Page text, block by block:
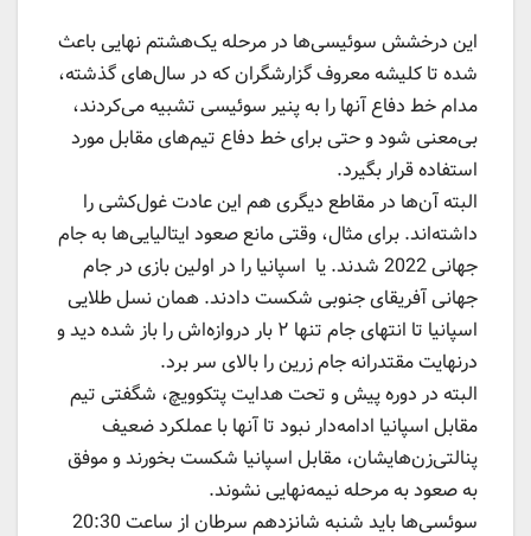
این درخشش سوئیسی‌ها در مرحله یک‌هشتم نهایی باعث
شده تا کلیشه معروف گزارشگران که در سال‌های گذشته،
مدام خط دفاع آنها را به پنیر سوئیسی تشبیه می‌کردند،
بی‌معنی شود و حتی برای خط دفاع تیم‌های مقابل مورد
استفاده قرار بگیرد.
البته آن‌ها در مقاطع دیگری هم این عادت غول‌کشی را
داشته‌اند. برای مثال، وقتی مانع صعود ایتالیایی‌ها به جام
جهانی 2022 شدند. یا اسپانیا را در اولین بازی در جام
جهانی آفریقای جنوبی شکست دادند. همان نسل طلایی
اسپانیا تا انتهای جام تنها ۲ بار دروازه‌اش را باز شده دید و
درنهایت مقتدرانه جام زرین را بالای سر برد.
البته در دوره پیش و تحت هدایت پتکوویچ، شگفتی تیم
مقابل اسپانیا ادامه‌دار نبود تا آنها با عملکرد ضعیف
پنالتی‌زن‌هایشان، مقابل اسپانیا شکست بخورند و موفق
به صعود به مرحله نیمه‌نهایی نشوند.
سوئسی‌ها باید شنبه شانزدهم سرطان از ساعت 20:30